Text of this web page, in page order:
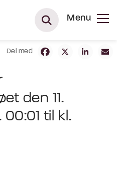
Menu
Del med
den 11.
til kl.